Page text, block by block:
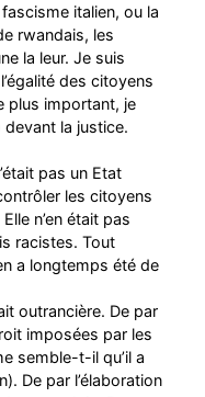
italien, ou la
rwandais, les
la leur. Je suis
des citoyens
plus important, je
devant la justice.
pas un Etat
les citoyens
n’en était pas
racistes. Tout
a longtemps été de
outrancière. De par
imposées par les
semble-t-il qu’il a
De par l’élaboration